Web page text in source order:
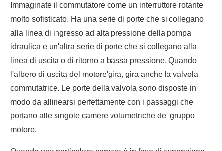
Immaginate il commutatore come un interruttore rotante
molto sofisticato. Ha una serie di porte che si collegano
alla linea di ingresso ad alta pressione della pompa
idraulica e un'altra serie di porte che si collegano alla
linea di uscita o di ritorno a bassa pressione. Quando
l'albero di uscita del motore'gira, gira anche la valvola
commutatrice. Le porte della valvola sono disposte in
modo da allinearsi perfettamente con i passaggi che
portano alle singole camere volumetriche del gruppo
motore.